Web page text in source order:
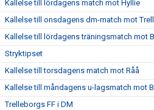
Kallelse till lördagens match mot Hyllie
Kallelse till onsdagens dm-match mot
Kallelse till lördagens träningsmatch mot
Stryktipset
Kallelse till torsdagens match mot Råå
Kallelse till måndagens u-lagsmatch mot
Trelleborgs FF i DM